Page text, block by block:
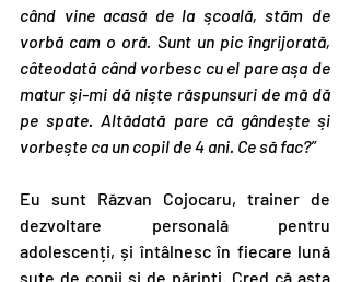
când vine acasă de la școală, stăm de
vorbă cam o oră. Sunt un pic îngrijorată,
câteodată când vorbesc cu el pare așa de
matur și-mi dă niște răspunsuri de mă dă
pe spate. Altădată pare că gândește și
vorbește ca un copil de 4 ani. Ce să fac?”
Eu sunt Răzvan Cojocaru, trainer de
dezvoltare personală pentru
adolescenți, și întâlnesc în fiecare lună
sute de copii și de părinți. Cred că asta